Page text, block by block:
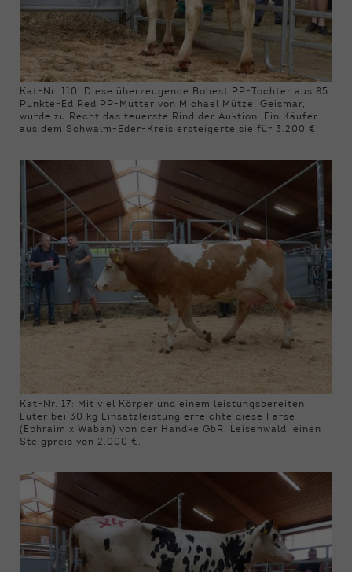
Kat-Nr. 110: Diese überzeugende Bobest PP-Tochter aus 85
Punkte-Ed Red PP-Mutter von Michael Mütze, Geismar,
wurde zu Recht das teuerste Rind der Auktion. Ein Käufer
aus dem Schwalm-Eder-Kreis ersteigerte sie für 3.200 €.
Kat-Nr. 17: Mit viel Körper und einem leistungsbereiten
Euter bei 30 kg Einsatzleistung erreichte diese Färse
(Ephraim x Waban) von der Handke GbR, Leisenwald, einen
Steigpreis von 2.000 €.